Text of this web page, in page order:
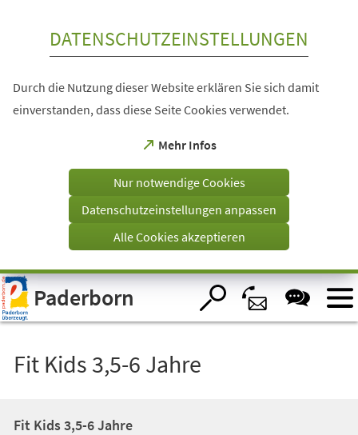
Visuelle
Assistenzsoftware
öffnen.
DATENSCHUTZEINSTELLUNGEN
Durch die Nutzung dieser Website erklären Sie sich damit
einverstanden, dass diese Seite Cookies verwendet.
Mehr Infos
(Öffnet
einem
Tab)
Nur notwendige Cookies
Datenschutzeinstellungen anpassen
Alle Cookies akzeptieren
Paderborn
Fit Kids 3,5-6 Jahre
Fit Kids 3,5-6 Jahre